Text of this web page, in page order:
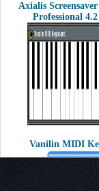
Axialis
Professional
Vanilin MIDI